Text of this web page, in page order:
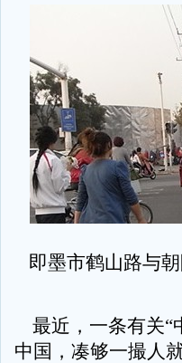
即墨市鹤山路与
最近，一条有关“
中国，凑够一撮人